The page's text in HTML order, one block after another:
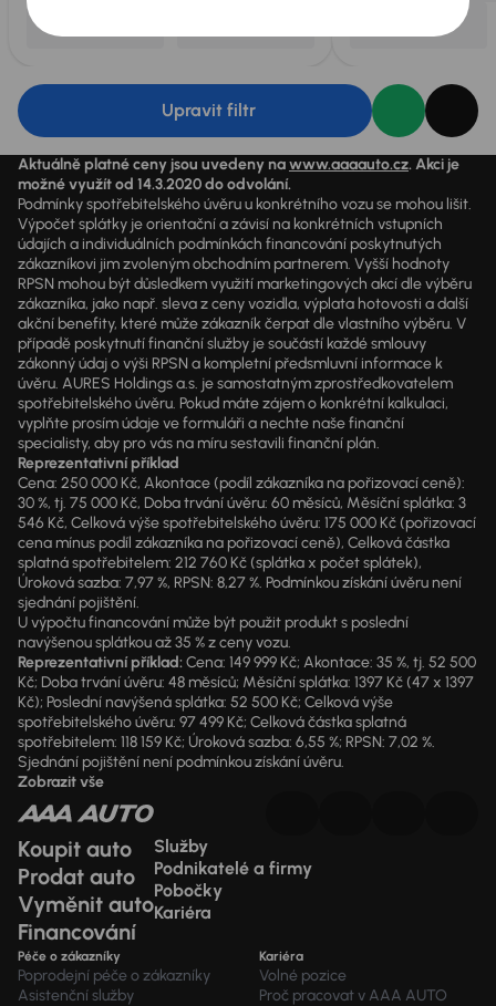
Upravit filtr
Aktuálně platné ceny jsou uvedeny nawww.aaaauto.cz. Akci je
možné využít od 14.3.2020 do odvolání.
Podmínky spotřebitelského úvěru u konkrétního vozu se mohou lišit.
Výpočet splátky je orientační a závisí na konkrétních vstupních
údajích a individuálních podmínkách financování poskytnutých
zákazníkovi jim zvoleným obchodním partnerem. Vyšší hodnoty
RPSN mohou být důsledkem využití marketingových akcí dle výběru
zákazníka, jako např. sleva z ceny vozidla, výplata hotovosti a další
akční benefity, které může zákazník čerpat dle vlastního výběru. V
případě poskytnutí finanční služby je součástí každé smlouvy
zákonný údaj o výši RPSN a kompletní předsmluvní informace k
úvěru. AURES Holdings a.s. je samostatným zprostředkovatelem
spotřebitelského úvěru. Pokud máte zájem o konkrétní kalkulaci,
vyplňte prosím údaje ve formuláři a nechte naše finanční
specialisty, aby pro vás na míru sestavili finanční plán.
Reprezentativní příklad
Cena: 250 000 Kč, Akontace (podíl zákazníka na pořizovací ceně):
30 %, tj. 75 000 Kč, Doba trvání úvěru: 60 měsíců, Měsíční splátka: 3
546 Kč, Celková výše spotřebitelského úvěru: 175 000 Kč (pořizovací
cena mínus podíl zákazníka na pořizovací ceně), Celková částka
splatná spotřebitelem: 212 760 Kč (splátka x počet splátek),
Úroková sazba: 7,97 %, RPSN: 8,27 %. Podmínkou získání úvěru není
sjednání pojištění.
U výpočtu financování může být použit produkt s poslední
navýšenou splátkou až 35 % z ceny vozu.
Reprezentativní příklad:Cena: 149 999 Kč; Akontace: 35 %, tj. 52 500
Kč; Doba trvání úvěru: 48 měsíců; Měsíční splátka: 1397 Kč (47 x 1397
Kč); Poslední navýšená splátka: 52 500 Kč; Celková výše
spotřebitelského úvěru: 97 499 Kč; Celková částka splatná
spotřebitelem: 118 159 Kč; Úroková sazba: 6,55 %; RPSN: 7,02 %.
Sjednání pojištění není podmínkou získání úvěru.
Zobrazit vše
Koupit auto
Prodat auto
Vyměnit auto
Financování
Služby
Podnikatelé a firmy
Pobočky
Kariéra
Péče o zákazníky
Poprodejní péče o zákazníky
Asistenční služby
Kariéra
Volné pozice
Proč pracovat v AAA AUTO